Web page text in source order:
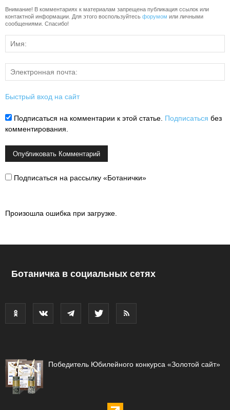
Внимание! В комментариях к материалам запрещена публикация ссылок или
контактной информации. Для этого воспользуйтесь форумом или личными
сообщениями. Спасибо!
Быстрый вход на сайт
Подписаться на комментарии к этой статье. Подписаться без
комментирования.
Подписаться на рассылку «Ботанички»
Произошла ошибка при загрузке.
Ботаничка в социальных сетях
Победитель Юбилейного конкурса «Золотой сайт»